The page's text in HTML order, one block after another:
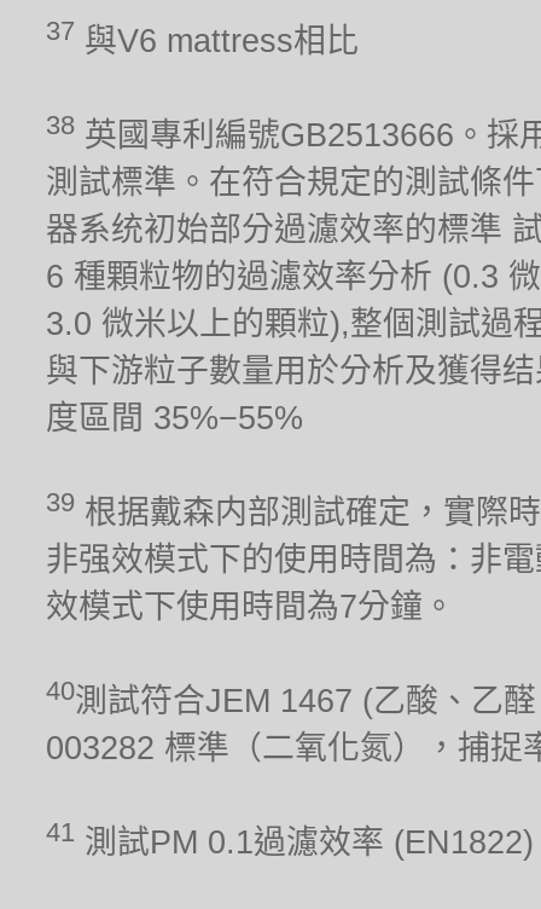
37 與V6 mattress相比
38 英國專利編號GB2513666。採
測試標準。在符合規定的測試條
器系统初始部分過濾效率的標準
6 種顆粒物的過濾效率分析 (0.3
3.0 微米以上的顆粒),整個測試過
與下游粒子數量用於分析及獲得
度區間 35%−55%
39 根据戴森内部測試確定，實際
非强效模式下的使用時間為：非
效模式下使用時間為7分鐘。
40測試符合JEM 1467 (乙酸、乙
003282 標準（二氧化氮），捕捉
41 測試PM 0.1過濾效率 (EN1822)